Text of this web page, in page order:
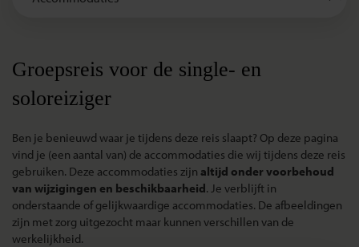
Groepsreis voor de single- en
soloreiziger
Ben je benieuwd waar je tijdens deze reis slaapt? Op deze pagina
vind je (een aantal van) de accommodaties die wij tijdens deze reis
gebruiken. Deze accommodaties zijn altijd onder voorbehoud
van wijzigingen en beschikbaarheid. Je verblijft in
onderstaande of gelijkwaardige accommodaties. De afbeeldingen
zijn met zorg uitgezocht maar kunnen verschillen van de
werkelijkheid.